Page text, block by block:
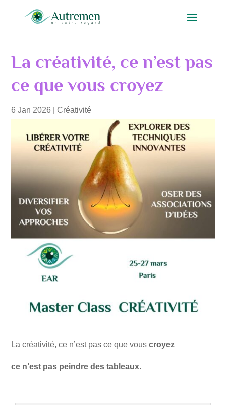
La créativité, ce n’est pas
ce que vous croyez
6 Jan 2026 Créativité
La créativité, ce n’est pas ce que vouscroyez
ce n’est pas peindre des tableaux.